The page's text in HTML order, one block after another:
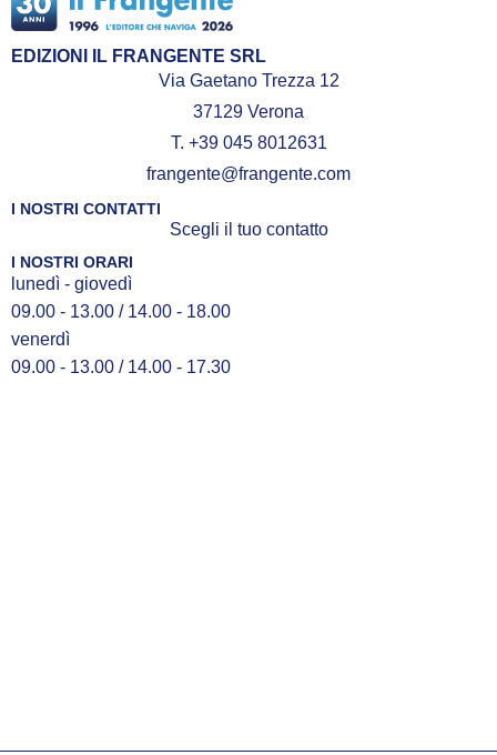
EDIZIONI IL FRANGENTE SRL
Via Gaetano Trezza 12
37129 Verona
T. +39 045 8012631
frangente@frangente.com
I NOSTRI CONTATTI
Scegli il tuo contatto
I NOSTRI ORARI
lunedì - giovedì
09.00 - 13.00 / 14.00 - 18.00
venerdì
09.00 - 13.00 / 14.00 - 17.30